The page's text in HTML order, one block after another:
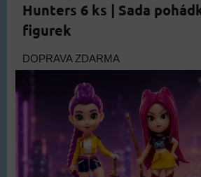
Hunters 6 ks | Sada
figurek
DOPRAVA ZDARMA